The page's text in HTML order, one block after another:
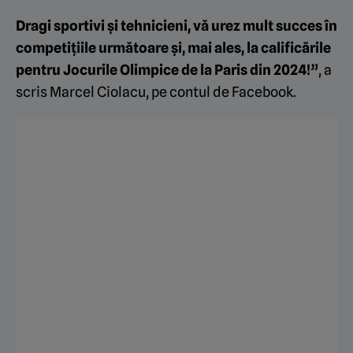
Dragi sportivi şi tehnicieni, vă urez mult succes în
competiţiile următoare şi, mai ales, la calificările
pentru Jocurile Olimpice de la Paris din 2024!”, a
scris Marcel Ciolacu, pe contul de Facebook.